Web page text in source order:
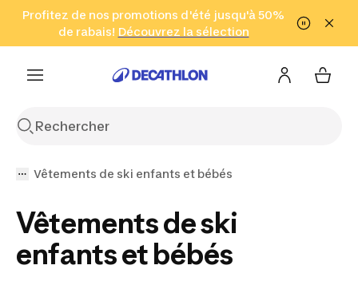
Aller à la recherche Aller au contenu Aller au pied de
Profitez de nos promotions d'été jusqu'à 50%
de rabais! Découvrez la sélection
Cliquez ici
en seulement 2 h!
(Zones sélectionnées)
Vêtements de ski enfants et bébés
Vêtements de ski
enfants et bébés